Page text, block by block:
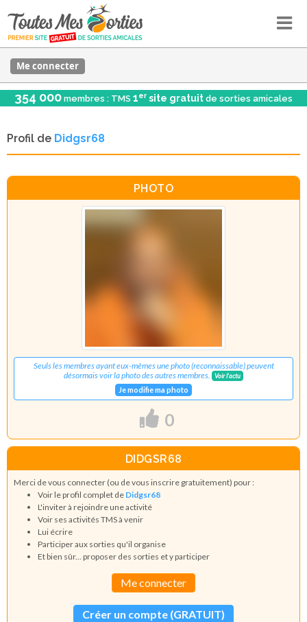
Me connecter
354 000 membres : TMS 1er site gratuit de sorties amicales
Profil de Didgsr68
PHOTO
Seuls les membres ayant eux-mêmes une photo (reconnaissable) peuvent
désormais voir la photo des autres membres.
Voir l'actu
Je modifie ma photo
0
DIDGSR68
Merci de vous connecter (ou de vous inscrire gratuitement) pour :
Voir le profil complet de Didgsr68
L'inviter à rejoindre une activité
Voir ses activités TMS à venir
Lui écrire
Participer aux sorties qu'il organise
Et bien sûr... proposer des sorties et y participer
Me connecter
Créer un compte (GRATUIT)